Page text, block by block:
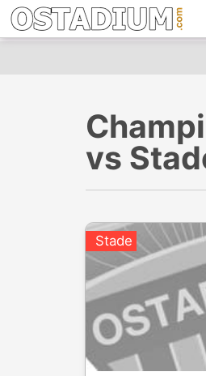
vs
Stade